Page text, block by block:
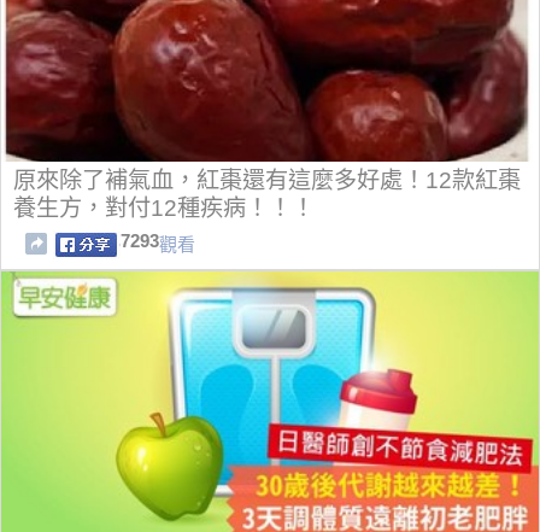
原來除了補氣血，紅棗還有這麼多好處！12款紅棗
養生方，對付12種疾病！！！
7293觀看